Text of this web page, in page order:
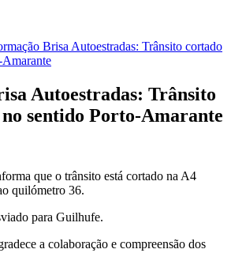
Brisa Autoestradas: Trânsito cortado
Autoestradas: Trânsito
sentido Porto-Amarante
que o trânsito está cortado na A4
quilómetro 36.
para Guilhufe.
a colaboração e compreensão dos